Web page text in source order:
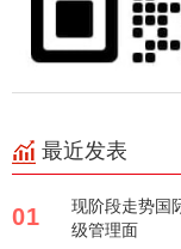
最近发表
01
现阶段走势国
级管理面